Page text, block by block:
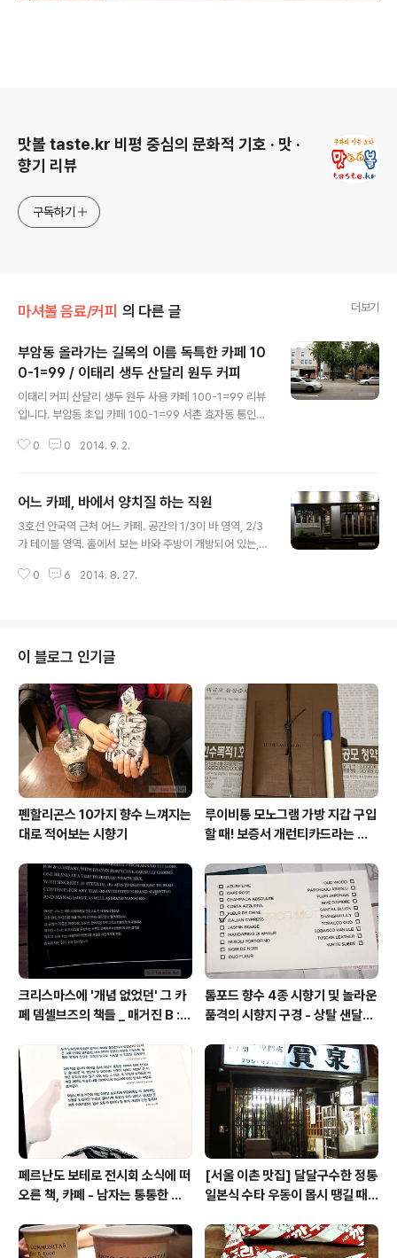
맛볼 taste.kr 비평 중심의 문화적 기호 · 맛 ·
향기 리뷰
구독하기
마셔볼 음료/커피 의 다른 글 더보기
부암동 올라가는 길목의 이름 독특한 카페 10
0-1=99 / 이태리 생두 산달리 원두 커피
이태리 커피 산달리 생두 원두 사용 카페 100-1=99 리뷰
입니다. 부암동 초입 카페 100-1=99 서촌 효자동 통인동
부암동과 청와대 방향 길이 나오는, 청운초등학교 앞 삼거
식. 비발디, 도니제티, 토스카니니, 카루소, 페르골레시, 스
트라디바리 블렌드. * 이태리 커피를 사용하는 국내 다른
카페들 - 매니프 (홍대) / 무세띠 - 원더커피 (한남동) / 타
=99라는 이름에 담긴 카페 운영 정신. 100 Satisfaction
0 0 2014. 9. 2.
어느 카페, 바에서 양치질 하는 직원
3호선 안국역 근처 어느 카페. 공간의 1/3이 바 영역, 2/3
가 테이블 영역. 홀에서 보는 바와 주방이 개방되어 있는,
직원. 애써서 몰래 들여다보는 광경이 아니라 카페 앞을 지
기서는 아마 이쪽이 잘 안보일 거야'
0 6 2014. 8. 27.
이 블로그 인기글
펜할리곤스 10가지 향수 느껴지는
대로 적어보는 시향기
루이비통 모노그램 가방 지갑 구입
할 때! 보증서 개런티카드라는 것
크리스마스에 '개념 없었던' 그 카
페 뎀셀브즈의 책들 _ 매거진 B :
커피
톰포드 향수 4종 시향기 및 놀라운
품격의 시향지 구경 - 상탈 샌달우
노
페르난도 보테로 전시회 소식에 떠
오른 책, 카페 - 남자는 통통한 여
[서울 이촌 맛집] 달달구수한 정통
일본식 수타 우동이 몹시 땡길 때 /